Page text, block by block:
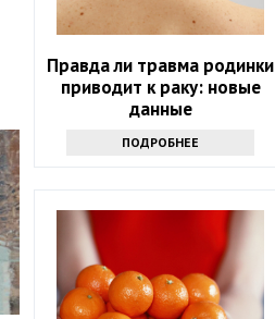
Правда ли травма родинки
приводит к раку: новые
данные
ПОДРОБНЕЕ